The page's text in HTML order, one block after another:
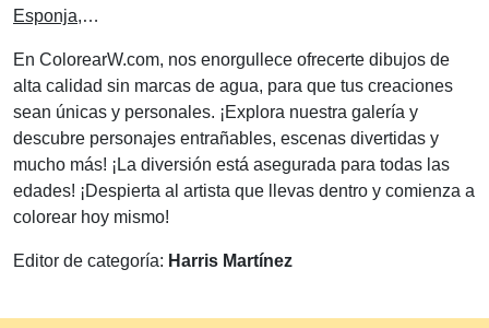
Esponja,…
En ColorearW.com, nos enorgullece ofrecerte dibujos de
alta calidad sin marcas de agua, para que tus creaciones
sean únicas y personales. ¡Explora nuestra galería y
descubre personajes entrañables, escenas divertidas y
mucho más! ¡La diversión está asegurada para todas las
edades! ¡Despierta al artista que llevas dentro y comienza a
colorear hoy mismo!
Editor de categoría: Harris Martínez